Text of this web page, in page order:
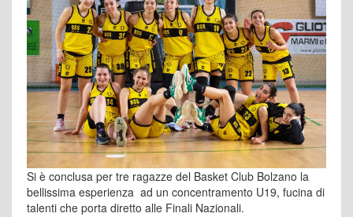
Si è conclusa per tre ragazze del Basket Club Bolzano la
bellissima esperienza ad un concentramento U19, fucina di
talenti che porta diretto alle Finali Nazionali.